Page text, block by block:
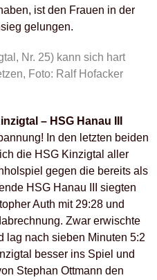
ist den Frauen in der
gelungen.
Nr. 25) kann sich hart
Foto: Ralf Hofacker
– HSG Hanau III
In den letzten beiden
die HSG Kinzigtal aller
gegen die bereits als
HSG Hanau III siegten
Auth mit 29:28 und
Zwar erwischte
lag nach sieben Minuten 5:2
besser ins Spiel und
Stephan Ottmann den